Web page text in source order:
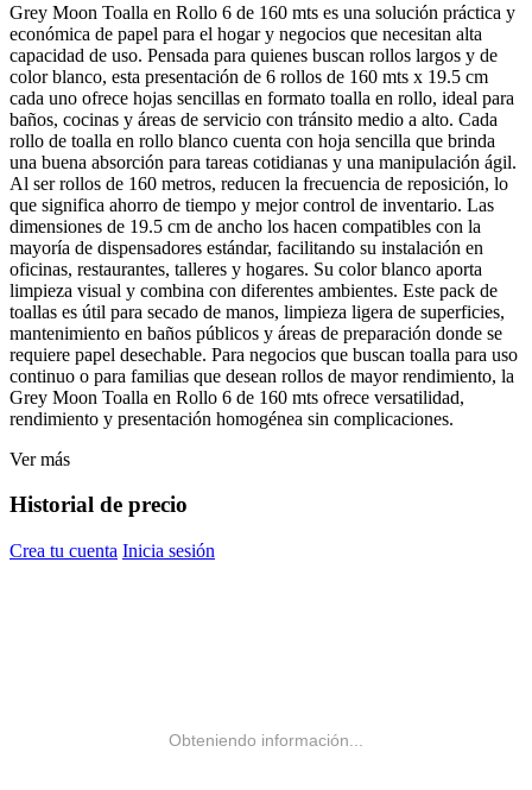
Grey Moon Toalla en Rollo 6 de 160 mts es una solución práctica y
económica de papel para el hogar y negocios que necesitan alta
capacidad de uso. Pensada para quienes buscan rollos largos y de
color blanco, esta presentación de 6 rollos de 160 mts x 19.5 cm
cada uno ofrece hojas sencillas en formato toalla en rollo, ideal para
baños, cocinas y áreas de servicio con tránsito medio a alto. Cada
rollo de toalla en rollo blanco cuenta con hoja sencilla que brinda
una buena absorción para tareas cotidianas y una manipulación ágil.
Al ser rollos de 160 metros, reducen la frecuencia de reposición, lo
que significa ahorro de tiempo y mejor control de inventario. Las
dimensiones de 19.5 cm de ancho los hacen compatibles con la
mayoría de dispensadores estándar, facilitando su instalación en
oficinas, restaurantes, talleres y hogares. Su color blanco aporta
limpieza visual y combina con diferentes ambientes. Este pack de
toallas es útil para secado de manos, limpieza ligera de superficies,
mantenimiento en baños públicos y áreas de preparación donde se
requiere papel desechable. Para negocios que buscan toalla para uso
continuo o para familias que desean rollos de mayor rendimiento, la
Grey Moon Toalla en Rollo 6 de 160 mts ofrece versatilidad,
rendimiento y presentación homogénea sin complicaciones.
Ver más
Historial de precio
Crea tu cuenta Inicia sesión
Obteniendo información...